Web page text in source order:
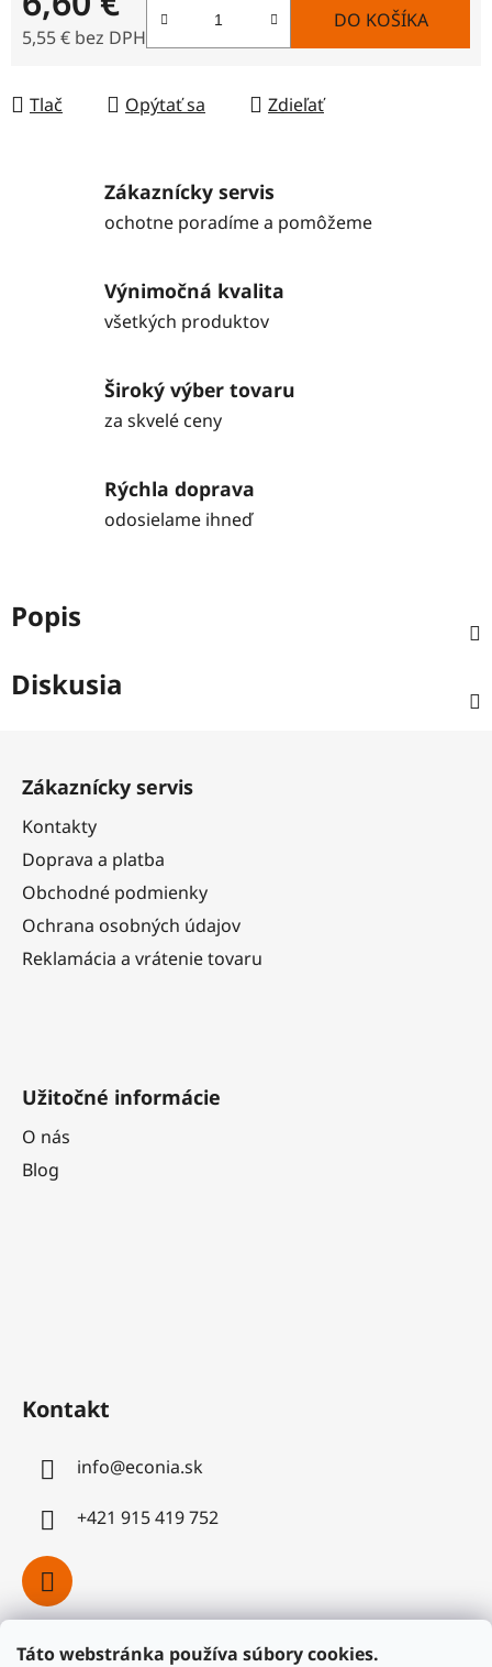
Táto webstránka používa súbory cookies.
5,55 € bez DPH
DO KOŠÍKA
Tlač Opýtať sa Zdieľať
Zákaznícky servis
ochotne poradíme a pomôžeme
Výnimočná kvalita
všetkých produktov
Široký výber tovaru
za skvelé ceny
Rýchla doprava
odosielame ihneď
Popis
Diskusia
Zákaznícky servis
Kontakty
Doprava a platba
Obchodné podmienky
Ochrana osobných údajov
Reklamácia a vrátenie tovaru
Užitočné informácie
O nás
Blog
Kontakt
info@econia.sk
+421 915 419 752